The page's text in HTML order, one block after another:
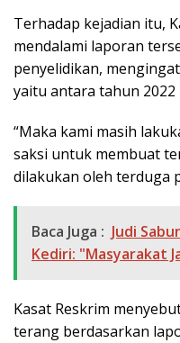
Terhadap kejadian itu,
mendalami laporan
penyelidikan,
yaitu antara tahun 2022
“Maka kami masih
saksi untuk membuat
dilakukan oleh terduga
Baca Juga : Judi
Kediri: "Masyarakat
Kasat Reskrim
terang berdasarkan